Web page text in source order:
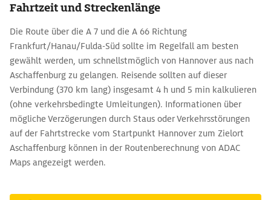
Fahrtzeit und Streckenlänge
Die Route über die A 7 und die A 66 Richtung
Frankfurt/Hanau/Fulda-Süd sollte im Regelfall am besten
gewählt werden, um schnellstmöglich von Hannover aus nach
Aschaffenburg zu gelangen. Reisende sollten auf dieser
Verbindung (370 km lang) insgesamt 4 h und 5 min kalkulieren
(ohne verkehrsbedingte Umleitungen). Informationen über
mögliche Verzögerungen durch Staus oder Verkehrsstörungen
auf der Fahrtstrecke vom Startpunkt Hannover zum Zielort
Aschaffenburg können in der Routenberechnung von ADAC
Maps angezeigt werden.